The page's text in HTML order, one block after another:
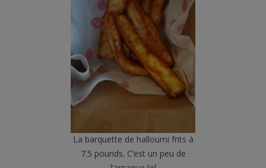
La barquette de halloumi frits à
7.5 pounds. C’est un peu de